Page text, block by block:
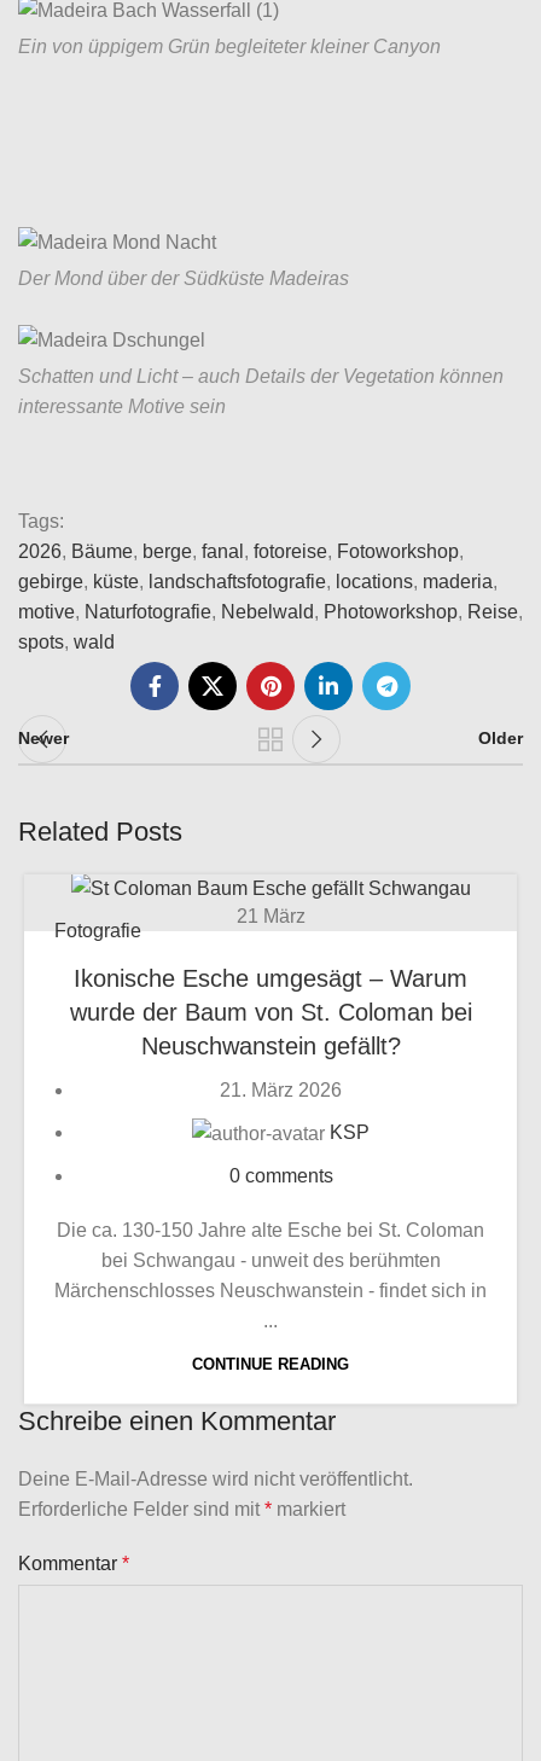
Ein von üppigem Grün begleiteter kleiner Canyon
Der Mond über der Südküste Madeiras
Schatten und Licht – auch Details der Vegetation können
interessante Motive sein
Tags:
2026, Bäume, berge, fanal , fotoreise, Fotoworkshop,
gebirge, küste, landschaftsfotografie, locations, maderia,
motive, Naturfotografie, Nebelwald, Photoworkshop, Reise,
spots, wald
Newer Older
Related Posts
21 März
Fotografie
Ikonische Esche umgesägt – Warum
wurde der Baum von St. Coloman bei
Neuschwanstein gefällt?
21. März 2026
KSP
0 comments
Die ca. 130-150 Jahre alte Esche bei St. Coloman
bei Schwangau - unweit des berühmten
Märchenschlosses Neuschwanstein - findet sich in
...
CONTINUE READING
Schreibe einen Kommentar
Deine E-Mail-Adresse wird nicht veröffentlicht.
Erforderliche Felder sind mit* markiert
Kommentar *